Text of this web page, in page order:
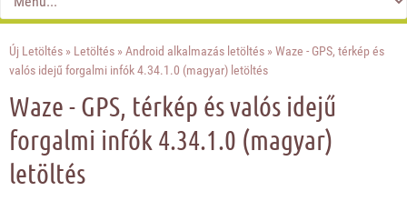
Új Letöltés » Letöltés »Android alkalmazás letöltés » Waze - GPS, térkép és
valós idejű forgalmi infók 4.34.1.0 (magyar) letöltés
Waze - GPS, térkép és valós idejű
forgalmi infók 4.34.1.0 (magyar)
letöltés